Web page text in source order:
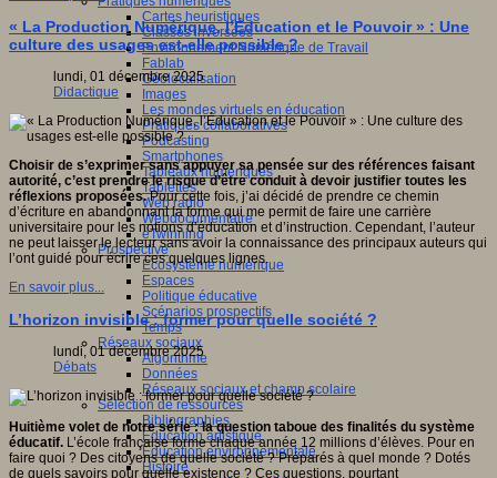
Cartes heuristiques
Classes inversées
Environnement Numérique de Travail
Fablab
Géolocalisation
Images
Les mondes virtuels en éducation
Pratiques collaboratives
Podcasting
Smartphones
Tableaux numériques
Tablettes
Web radio
Webdocumentaire
eTwinning
Prospective
Ecosystème numérique
Espaces
Politique éducative
Scénarios prospectifs
Temps
Réseaux sociaux
Algorithme
Données
Réseaux sociaux et champ scolaire
Sélection de ressources
Bibliographies
Education artistique
Education environnementale
Histoire
« La Production Numérique, l’Éducation et le Pouvoir » : Une
culture des usages est-elle possible ?
lundi, 01 décembre 2025
Didactique
Choisir de s’exprimer sans appuyer sa pensée sur des références faisant
autorité, c’est prendre le risque d’être conduit à devoir justifier toutes les
réflexions proposées.Pour cette fois, j’ai décidé de prendre ce chemin
d’écriture en abandonnant la forme qui me permit de faire une carrière
universitaire pour les notions d’éducation et d’instruction. Cependant, l’auteur
ne peut laisser le lecteur sans avoir la connaissance des principaux auteurs qui
l’ont guidé pour écrire ces quelques lignes.
En savoir plus...
L’horizon invisible : former pour quelle société ?
lundi, 01 décembre 2025
Débats
Huitième volet de notre série : la question taboue des finalités du système
éducatif. L’école française forme chaque année 12 millions d’élèves. Pour en
faire quoi ? Des citoyens de quelle société ? Préparés à quel monde ? Dotés
de quels savoirs pour quelle existence ? Ces questions, pourtant